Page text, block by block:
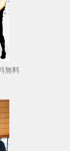
無料